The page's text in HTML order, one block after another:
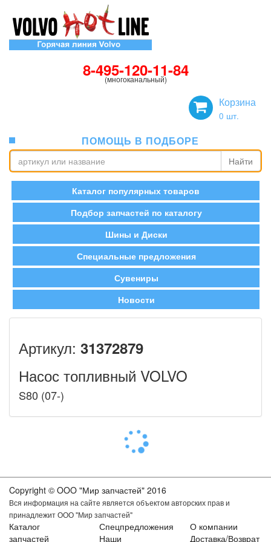
8-495-120-11-84
(многоканальный)
Корзина
0 шт.
ПОМОЩЬ В ПОДБОРЕ
Найти
Каталог популярных товаров
Подбор запчастей по каталогу
Шины и Диски
Специальные предложения
Сувениры
Новости
Артикул: 31372879
Насос топливный VOLVO
S80 (07-)
Copyright © OOO "Мир запчастей" 2016
Вся информация на сайте является объектом авторских прав и
принадлежит ООО "Мир запчастей"
Каталог
запчастей
Спецпредложения
Наши
О компании
Доставка/Возврат